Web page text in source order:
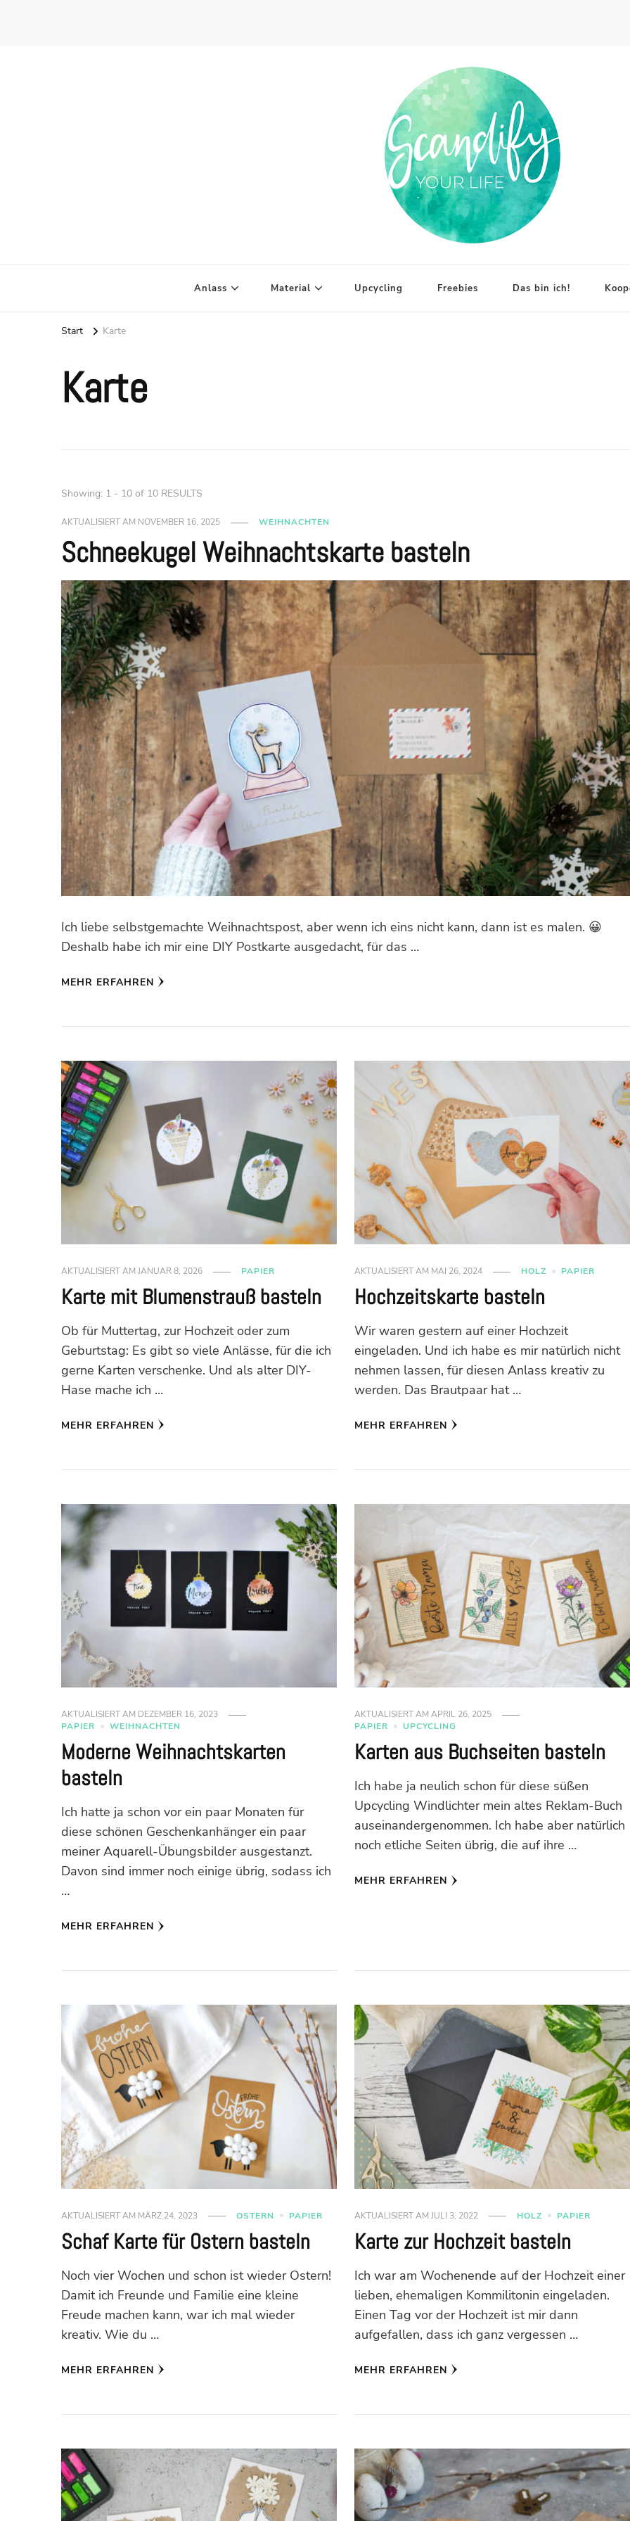
Anlass Material Upcycling Freebies Das bin ich!
Start Karte
Karte
Showing: 1 - 10 of 10 RESULTS
AKTUALISIERT AM NOVEMBER 16, 2025 WEIHNACHTEN
Schneekugel Weihnachtskarte basteln
Ich liebe selbstgemachte Weihnachtspost, aber wenn ich eins nicht kann, dann ist es malen. 😀
Deshalb habe ich mir eine DIY Postkarte ausgedacht, für das …
MEHR ERFAHREN
AKTUALISIERT AMJANUAR 8, 2026 PAPIER
Karte mit Blumenstrauß basteln
Ob für Muttertag, zur Hochzeit oder zum
Geburtstag: Es gibt so viele Anlässe, für die ich
gerne Karten verschenke. Und als alter DIY-
Hase mache ich …
MEHR ERFAHREN
AKTUALISIERT AM MAI 26, 2024 HOLZ PAPIER
Hochzeitskarte basteln
Wir waren gestern auf einer Hochzeit
eingeladen. Und ich habe es mir natürlich nicht
nehmen lassen, für diesen Anlass kreativ zu
werden. Das Brautpaar hat …
MEHR ERFAHREN
AKTUALISIERT AM DEZEMBER 16, 2023
PAPIER
WEIHNACHTEN
Moderne Weihnachtskarten
basteln
Ich hatte ja schon vor ein paar Monaten für
diese schönen Geschenkanhänger ein paar
meiner Aquarell-Übungsbilder ausgestanzt.
Davon sind immer noch einige übrig, sodass ich
…
MEHR ERFAHREN
AKTUALISIERT AM APRIL 26, 2025
PAPIER
UPCYCLING
Karten aus Buchseiten basteln
Ich habe ja neulich schon für diese süßen
Upcycling Windlichter mein altes Reklam-Buch
auseinandergenommen. Ich habe aber natürlich
noch etliche Seiten übrig, die auf ihre …
MEHR ERFAHREN
AKTUALISIERT AM MÄRZ 24, 2023 OSTERN PAPIER
Schaf Karte für Ostern basteln
Noch vier Wochen und schon ist wieder Ostern!
Damit ich Freunde und Familie eine kleine
Freude machen kann, war ich mal wieder
kreativ. Wie du …
MEHR ERFAHREN
AKTUALISIERT AM JULI 3, 2022 HOLZ PAPIER
Karte zur Hochzeit basteln
Ich war am Wochenende auf der Hochzeit einer
lieben, ehemaligen Kommilitonin eingeladen.
Einen Tag vor der Hochzeit ist mir dann
aufgefallen, dass ich ganz vergessen …
MEHR ERFAHREN